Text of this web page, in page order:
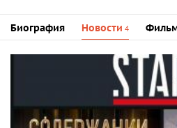
Биография Новости 4